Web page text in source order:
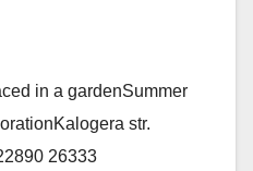
in a gardenSummer
str.
26333